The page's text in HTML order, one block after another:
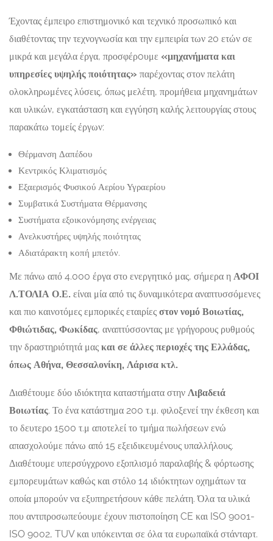
Έχοντας έμπειρο επιστημονικό και τεχνικό προσωπικό και
διαθέτοντας την τεχνογνωσία και την εμπειρία των 20 ετών σε
μικρά και μεγάλα έργα, προσφέρoυμε «μηχανήματα και
υπηρεσίες υψηλής ποιότητας» παρέχοντας στον πελάτη
ολοκληρωμένες λύσεις, όπως μελέτη, προμήθεια μηχανημάτων
και υλικών, εγκατάσταση και εγγύηση καλής λειτουργίας στους
παρακάτω τομείς έργων:
Θέρμανση Δαπέδου
Κεντρικός Κλιματισμός
Εξαερισμός Φυσικού Αερίου Υγραερίου
Συμβατικά Συστήματα Θέρμανσης
Συστήματα εξοικονόμησης ενέργειας
Ανελκυστήρες υψηλής ποιότητας
Αδιατάρακτη κοπή μπετόν.
Με πάνω από 4.000 έργα στο ενεργητικό μας, σήμερα η ΑΦΟΙ
Λ.ΤΟΛΙΑ Ο.Ε. είναι μία από τις δυναμικότερα αναπτυσσόμενες
και πιο καινοτόμες εμπορικές εταιρίες στον νομό Βοιωτίας,
Φθιώτιδας, Φωκίδας, αναπτύσσοντας με γρήγορους ρυθμούς
την δραστηριότητά μας και σε άλλες περιοχές της Ελλάδας,
όπως Αθήνα, Θεσσαλονίκη, Λάρισα κτλ.
Διαθέτουμε δύο ιδιόκτητα καταστήματα στην Λιβαδειά
Βοιωτίας. Το ένα κατάστημα 200 τ.μ. φιλοξενεί την έκθεση και
το δευτερο 1500 τ.μ αποτελεί το τμήμα πωλήσεων ενώ
απασχολούμε πάνω από 15 εξειδικευμένους υπαλλήλους.
Διαθέτουμε υπερσύγχρονο εξοπλισμό παραλαβής & φόρτωσης
εμπορευμάτων καθώς και στόλο 14 ιδιόκτητων οχημάτων τα
οποία μπορούν να εξυπηρετήσουν κάθε πελάτη. Όλα τα υλικά
που αντιπροσωπεύουμε έχουν πιστοποίηση CE και ISO 9001-
ISO 9002, TUV και υπόκεινται σε όλα τα ευρωπαϊκά στάνταρτ.